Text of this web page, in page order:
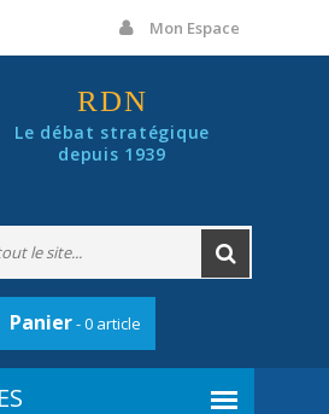
Mon Espace
RDN
Le débat stratégique
depuis 1939
Panier- 0 article